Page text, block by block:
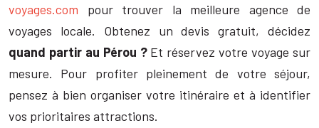
voyages.com pour trouver la meilleure agence de
voyages locale. Obtenez un devis gratuit, décidez
quand partir au Pérou ? Et réservez votre voyage sur
mesure. Pour profiter pleinement de votre séjour,
pensez à bien organiser votre itinéraire et à identifier
vos prioritaires attractions.